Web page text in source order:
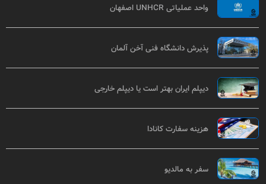
واحد عملیاتی UNHCR اصفهان
پذیرش دانشگاه فنی آخن آلمان
دیپلم ایران بهتر است یا دیپلم خارجی
هزینه سفارت کانادا
سفر به مالدیو